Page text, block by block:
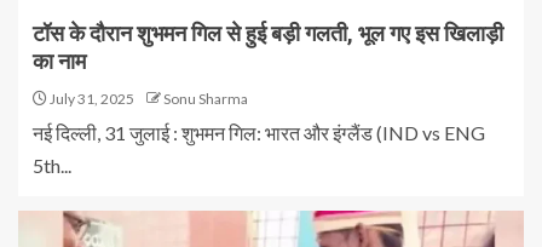
टॉस के दौरान शुभमन गिल से हुई बड़ी गलती, भूल गए इस खिलाड़ी
का नाम
July 31, 2025 Sonu Sharma
नई दिल्ली, 31 जुलाई : शुभमन गिल: भारत और इंग्लैंड (IND vs ENG
5th...